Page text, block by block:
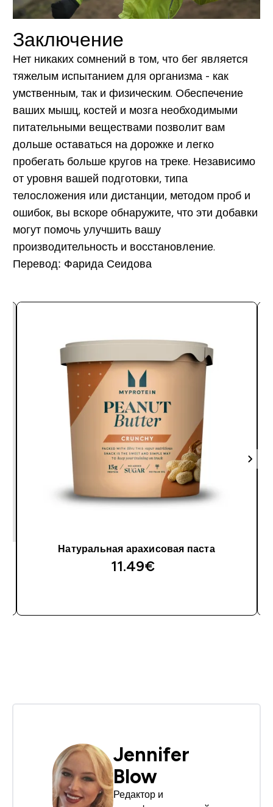
Заключение
Нет никаких сомнений в том, что бег является
тяжелым испытанием для организма - как
умственным, так и физическим. Обеспечение
ваших мышц, костей и мозга необходимыми
питательными веществами позволит вам
дольше оставаться на дорожке и легко
пробегать больше кругов на треке. Независимо
от уровня вашей подготовки, типа
телосложения или дистанции, методом проб и
ошибок, вы вскоре обнаружите, что эти добавки
могут помочь улучшить вашу
производительность и восстановление.
Перевод: Фарида Сеидова
Натуральная арахисовая паста
11.49€‎
Jennifer
Blow
Редактор и